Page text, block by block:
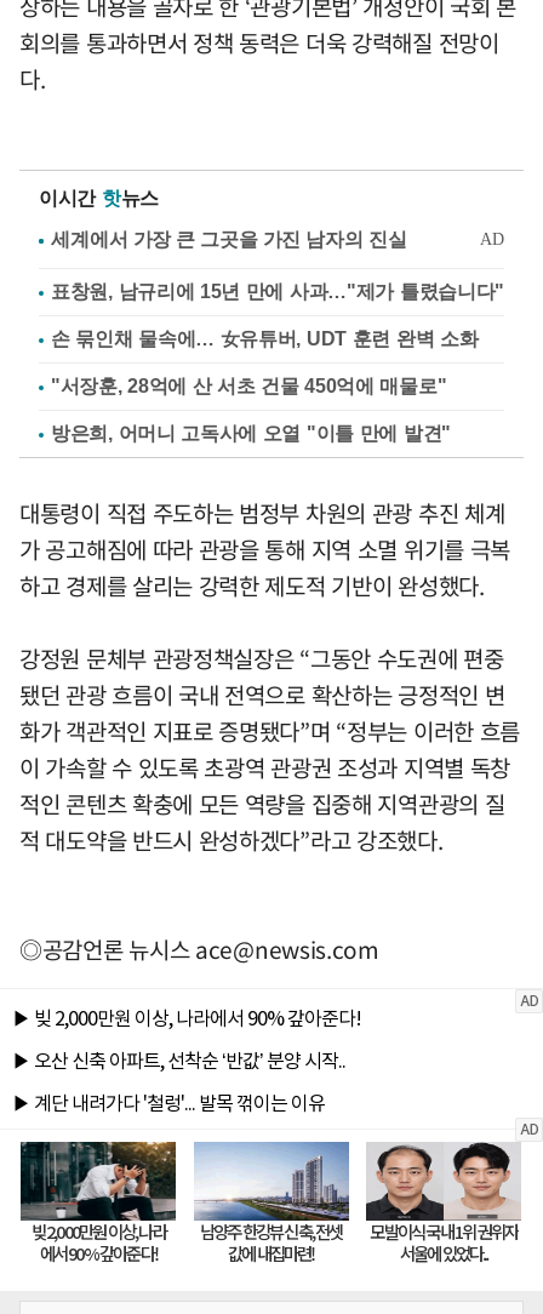
회의를 통과하면서 정책 동력은 더욱 강력해질 전망이
다.
이시간 핫뉴스
표창원, 남규리에 15년 만에 사과…"제가 틀렸습니다"
손 묶인채 물속에… 女유튜버, UDT 훈련 완벽 소화
"서장훈, 28억에 산 서초 건물 450억에 매물로"
방은희, 어머니 고독사에 오열 "이틀 만에 발견"
대통령이 직접 주도하는 범정부 차원의 관광 추진 체계
가 공고해짐에 따라 관광을 통해 지역 소멸 위기를 극복
하고 경제를 살리는 강력한 제도적 기반이 완성했다.
강정원 문체부 관광정책실장은 “그동안 수도권에 편중
됐던 관광 흐름이 국내 전역으로 확산하는 긍정적인 변
화가 객관적인 지표로 증명됐다”며 “정부는 이러한 흐름
이 가속할 수 있도록 초광역 관광권 조성과 지역별 독창
적인 콘텐츠 확충에 모든 역량을 집중해 지역관광의 질
적 대도약을 반드시 완성하겠다”라고 강조했다.
◎공감언론 뉴시스ace@newsis.com